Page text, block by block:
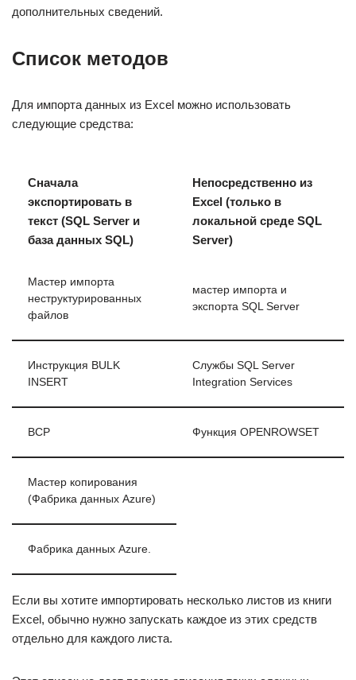
дополнительных сведений.
Список методов
Для импорта данных из Excel можно использовать
следующие средства:
Сначала
экспортировать в
текст (SQL Server и
база данных SQL)
Непосредственно из
Excel (только в
локальной среде SQL
Server)
Мастер импорта
неструктурированных
файлов
мастер импорта и
экспорта SQL Server
Инструкция BULK
INSERT
Службы SQL Server
Integration Services
BCP Функция OPENROWSET
Мастер копирования
(Фабрика данных Azure)
Фабрика данных Azure.
Если вы хотите импортировать несколько листов из книги
Excel, обычно нужно запускать каждое из этих средств
отдельно для каждого листа.